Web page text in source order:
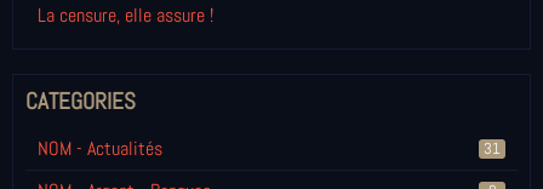
La censure, elle assure !
CATEGORIES
NOM - Actualités 31